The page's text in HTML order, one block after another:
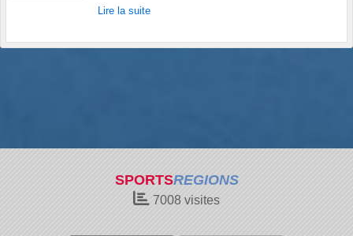
Lire la suite
SPORTSREGIONS
7008 visites